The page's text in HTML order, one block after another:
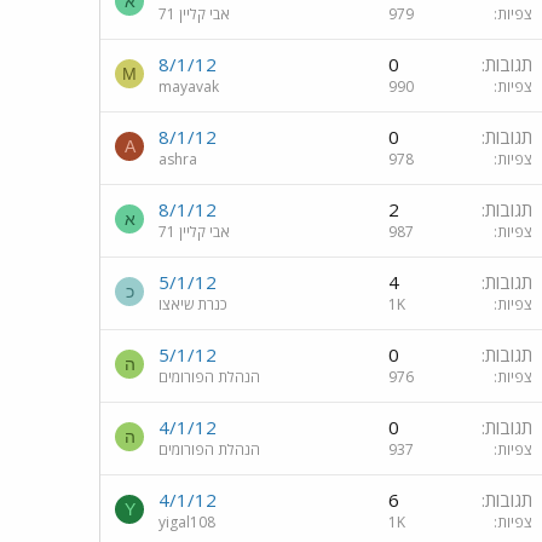
צפיות 979 אבי קליין 71
תגובות 0
צפיות 990
8/1/12
mayavak
M
תגובות 0
צפיות 978
8/1/12
ashra
A
תגובות 2
צפיות 987
8/1/12
אבי קליין 71
א
תגובות 4
צפיות 1K
5/1/12
כנרת שיאצו
כ
תגובות 0
צפיות 976
5/1/12
הנהלת הפורומים
ה
תגובות 0
צפיות 937
4/1/12
הנהלת הפורומים
ה
תגובות 6
צפיות 1K
4/1/12
yigal108
Y